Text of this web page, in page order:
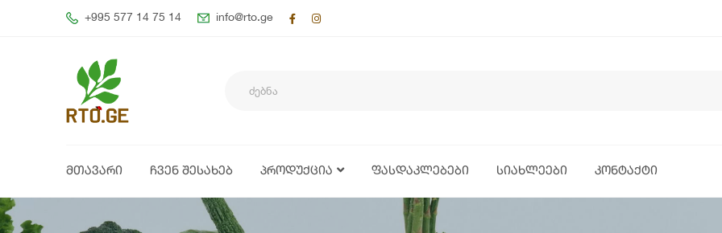
+995 577 14 75 14 info@rto.ge
ᲛᲗᲐᲕᲐᲠᲘ ᲩᲕᲔᲜ ᲨᲔᲡᲐᲮᲔᲑ ᲞᲠᲝᲓᲣᲥᲪᲘᲐ ᲤᲐᲡᲓᲐᲙᲚᲔᲑᲔᲑᲘ ᲡᲘᲐᲮᲚᲔᲔᲑᲘ ᲙᲝᲜᲢᲐᲥᲢᲘ